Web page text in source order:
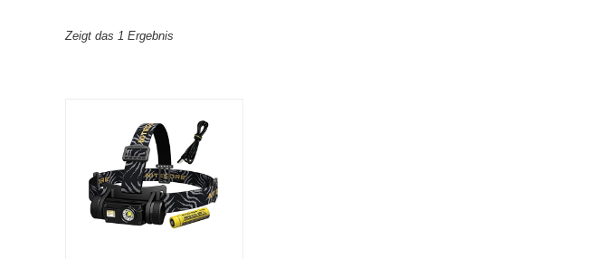
Zeigt das 1 Ergebnis